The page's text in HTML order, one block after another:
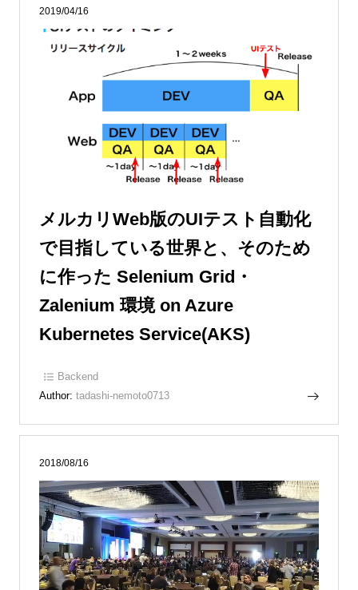
2019/04/16
メルカリWeb版のUIテスト自動化
で目指している世界と、そのため
に作った Selenium Grid・
Zalenium 環境 on Azure
Kubernetes Service(AKS)
Backend
Author: tadashi-nemoto0713
2018/08/16